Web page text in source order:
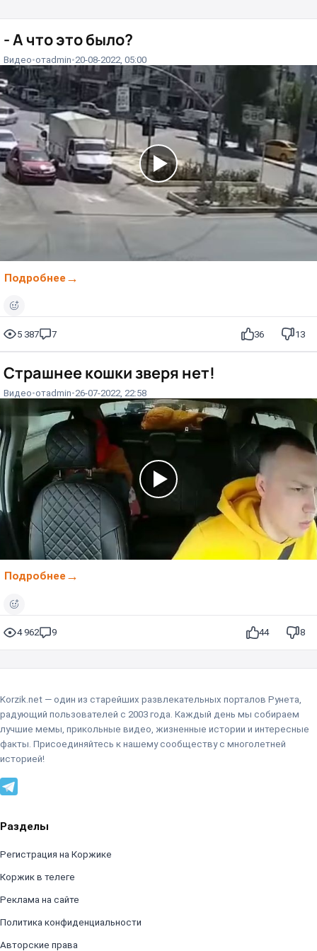
- А что это было?
Видео отadmin 20-08-2022, 05:00
Подробнее
5 387 7 36 13
Страшнее кошки зверя нет!
Видео отadmin 26-07-2022, 22:58
Подробнее
4 962 9 44 8
Korzik.net — один из старейших развлекательных порталов Рунета,
радующий пользователей с 2003 года. Каждый день мы собираем
лучшие мемы, прикольные видео, жизненные истории и интересные
факты. Присоединяйтесь к нашему сообществу с многолетней
историей!
Разделы
Регистрация на Коржике
Коржик в телеге
Реклама на сайте
Политика конфиденциальности
Авторские права